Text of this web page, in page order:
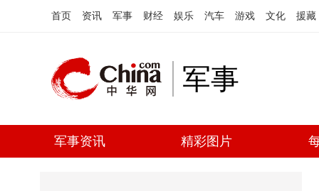
首页 资讯 军事 财经 娱乐 汽车 游戏 文化 援藏
军事
军事资讯 精彩图片